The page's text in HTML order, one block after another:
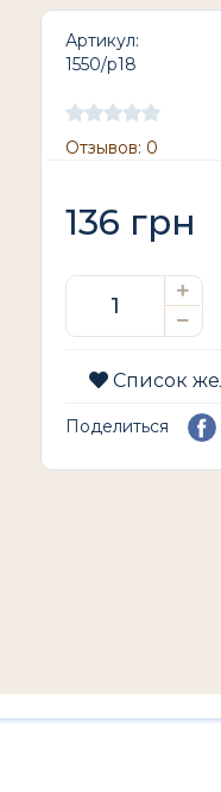
Артикул:
1550/р18
Отзывов: 0
136 грн
Список
Поделиться